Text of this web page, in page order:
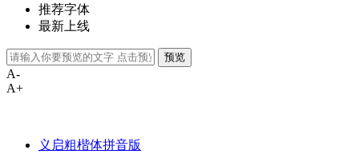
推荐字体
最新上线
预览
A-
A+
义启粗楷体拼音版